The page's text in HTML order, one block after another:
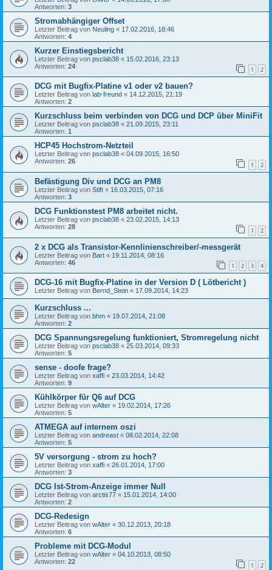
Antworten: 3
Stromabhängiger Offset
Letzter Beitrag von Neuling « 17.02.2016, 18:46
Antworten: 4
Kurzer Einstiegsbericht
Letzter Beitrag von psclab38 « 15.02.2016, 23:13
Antworten: 24 1 2
DCG mit Bugfix-Platine v1 oder v2 bauen?
Letzter Beitrag von lab-freund « 14.12.2015, 21:19
Antworten: 2
Kurzschluss beim verbinden von DCG und DCP über MiniFit
Letzter Beitrag von psclab38 « 21.09.2015, 23:11
Antworten: 1
HCP45 Hochstrom-Netzteil
Letzter Beitrag von psclab38 « 04.09.2015, 16:50
Antworten: 26 1 2
Befästigung Div und DCG an PM8
Letzter Beitrag von Stift « 16.03.2015, 07:16
Antworten: 3
DCG Funktionstest PM8 arbeitet nicht.
Letzter Beitrag von psclab38 « 23.02.2015, 14:13
Antworten: 28 1 2
2 x DCG als Transistor-Kennlinienschreiber/-messgerät
Letzter Beitrag von Bart « 19.11.2014, 08:16
Antworten: 46 1 2 3 4
DCG-16 mit Bugfix-Platine in der Version D ( Lötbericht )
Letzter Beitrag von Bernd_Stein « 17.09.2014, 14:23
Kurzschluss ...
Letzter Beitrag von bhm « 19.07.2014, 21:08
Antworten: 2
DCG Spannungsregelung funktioniert, Stromregelung nicht
Letzter Beitrag von psclab38 « 25.03.2014, 09:33
Antworten: 5
sense - doofe frage?
Letzter Beitrag von xaffi « 23.03.2014, 14:42
Antworten: 9
Kühlkörper für Q6 auf DCG
Letzter Beitrag von wAlter « 19.02.2014, 17:26
Antworten: 5
ATMEGA auf internem oszi
Letzter Beitrag von andreast « 08.02.2014, 22:08
Antworten: 5
5V versorgung - strom zu hoch?
Letzter Beitrag von xaffi « 26.01.2014, 17:00
Antworten: 3
DCG Ist-Strom-Anzeige immer Null
Letzter Beitrag von arctis77 « 15.01.2014, 14:00
Antworten: 2
DCG-Redesign
Letzter Beitrag von wAlter « 30.12.2013, 20:18
Antworten: 6
Probleme mit DCG-Modul
Letzter Beitrag von wAlter « 04.10.2013, 08:50
Antworten: 22 1 2